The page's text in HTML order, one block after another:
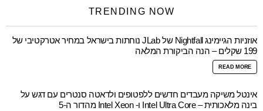
TRENDING NOW
אוזניות הגיימינג Nightfall של JLab נוחתות בישראל במחיר אטרקטיבי של
199 שקלים – הנה הביקורת המלאה
READ MORE
אינטל משיקה מעבדים חדשים ללפטופים ולדאטה סנטרים עם דגש על
בינה מלאכותית – Intel Ultra Core ו- Intel Xeon מהדור ה-5